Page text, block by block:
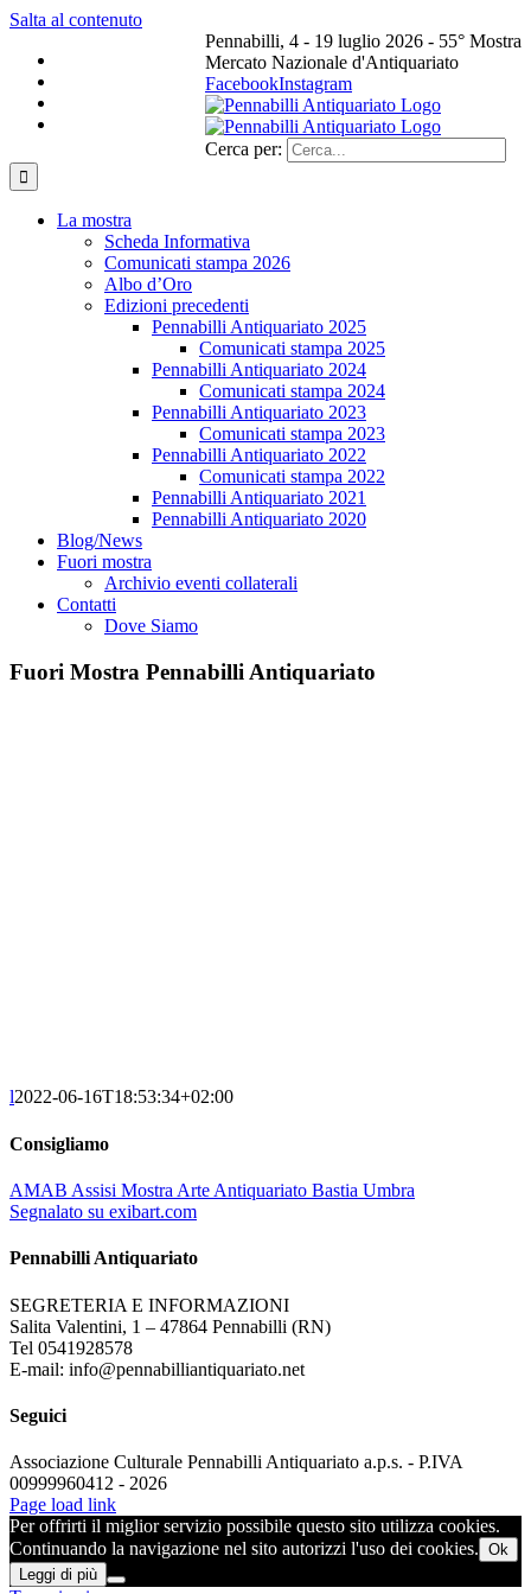
Salta al contenuto
Pennabilli, 4 - 19 luglio 2026 - 55° Mostra
Mercato Nazionale d'Antiquariato
FacebookInstagram
Cerca per:
La mostra
Scheda Informativa
Comunicati stampa 2026
Albo d’Oro
Edizioni precedenti
Pennabilli Antiquariato 2025
Comunicati stampa 2025
Pennabilli Antiquariato 2024
Comunicati stampa 2024
Pennabilli Antiquariato 2023
Comunicati stampa 2023
Pennabilli Antiquariato 2022
Comunicati stampa 2022
Pennabilli Antiquariato 2021
Pennabilli Antiquariato 2020
Blog/News
Fuori mostra
Archivio eventi collaterali
Contatti
Dove Siamo
Fuori Mostra Pennabilli Antiquariato
l2022-06-16T18:53:34+02:00
Consigliamo
AMAB Assisi Mostra Arte Antiquariato Bastia Umbra
Segnalato su exibart.com
Pennabilli Antiquariato
SEGRETERIA E INFORMAZIONI
Salita Valentini, 1 – 47864 Pennabilli (RN)
Tel 0541928578
E-mail: info@pennabilliantiquariato.net
Seguici
Associazione Culturale Pennabilli Antiquariato a.p.s. - P.IVA
00999960412 - 2026
Page load link
Per offrirti il miglior servizio possibile questo sito utilizza cookies.
Continuando la navigazione nel sito autorizzi l'uso dei cookies. Ok
Leggi di più